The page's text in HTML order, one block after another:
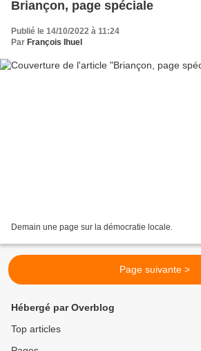
Briançon, page spéciale
Publié le 14/10/2022 à 11:24
Par François Ihuel
Demain une page sur la démocratie locale.
Page suivante >
Hébergé par Overblog
Top articles